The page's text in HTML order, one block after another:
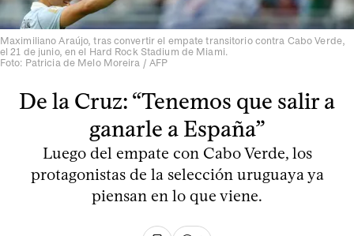
Maximiliano Araújo, tras convertir el empate transitorio contra Cabo Verde,
el 21 de junio, en el Hard Rock Stadium de Miami.
Foto: Patricia de Melo Moreira / AFP
De la Cruz: “Tenemos que salir a
ganarle a España”
Luego del empate con Cabo Verde, los
protagonistas de la selección uruguaya ya
piensan en lo que viene.